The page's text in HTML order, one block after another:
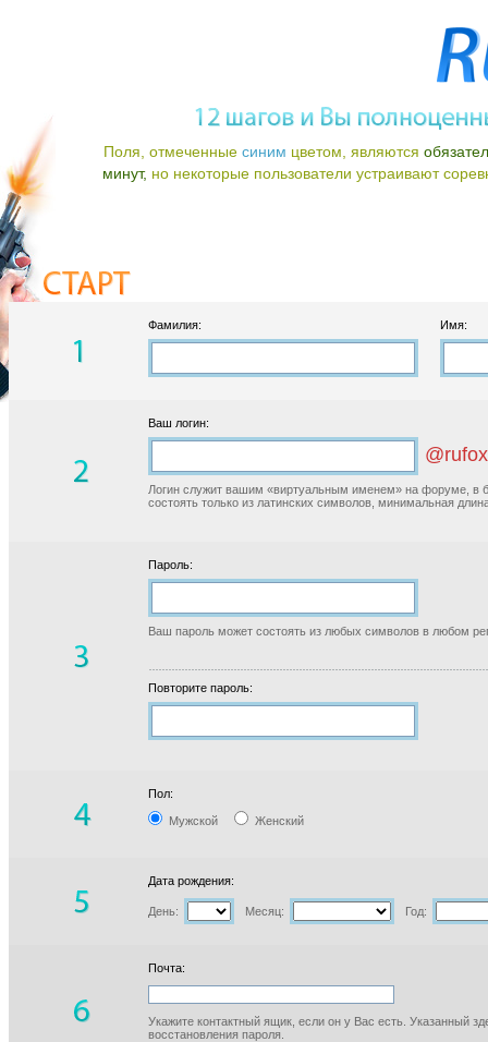
Поля, отмеченные синим цветом, являются
минут, но некоторые пользователи устраивают
Фамилия: Имя:
Ваш логин:
Логин служит вашим «виртуальным именем» на форуме, в
состоять только из латинских символов, минимальная
Пароль:
Ваш пароль может состоять из любых символов в любом
Повторите пароль:
Пол:
Мужской Женский
Дата рождения:
День: Месяц: Год:
Почта:
Укажите контактный ящик, если он у Вас есть. Указанный
восстановления пароля.